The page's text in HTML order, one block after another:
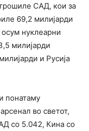
САД, кои за
69,2 милијарди
нуклеарни
милијарди
и Русија
понатаму
во светот,
со 5.042, Кина со